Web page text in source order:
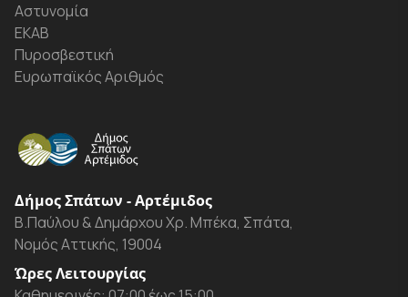
Αστυνομία
ΕΚΑΒ
Πυροσβεστική
Ευρωπαϊκός Αριθμός
Δήμος Σπάτων - Αρτέμιδος
Β.Παύλου & Δημάρχου Χρ. Μπέκα, Σπάτα,
Νομός Αττικής, 19004
Ώρες Λειτουργίας